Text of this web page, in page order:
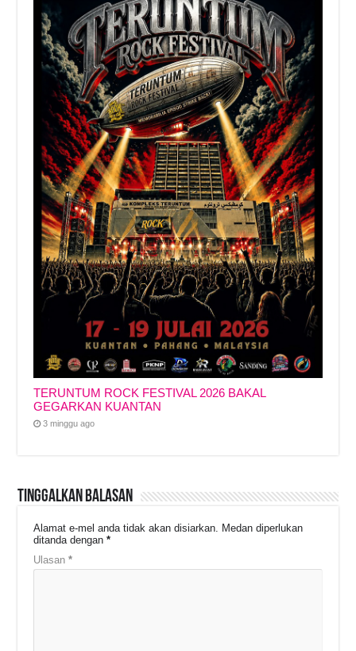
TERUNTUM ROCK FESTIVAL 2026 BAKAL
GEGARKAN KUANTAN
3 minggu ago
Tinggalkan Balasan
Alamat e-mel anda tidak akan disiarkan. Medan diperlukan
ditanda dengan*
Ulasan*